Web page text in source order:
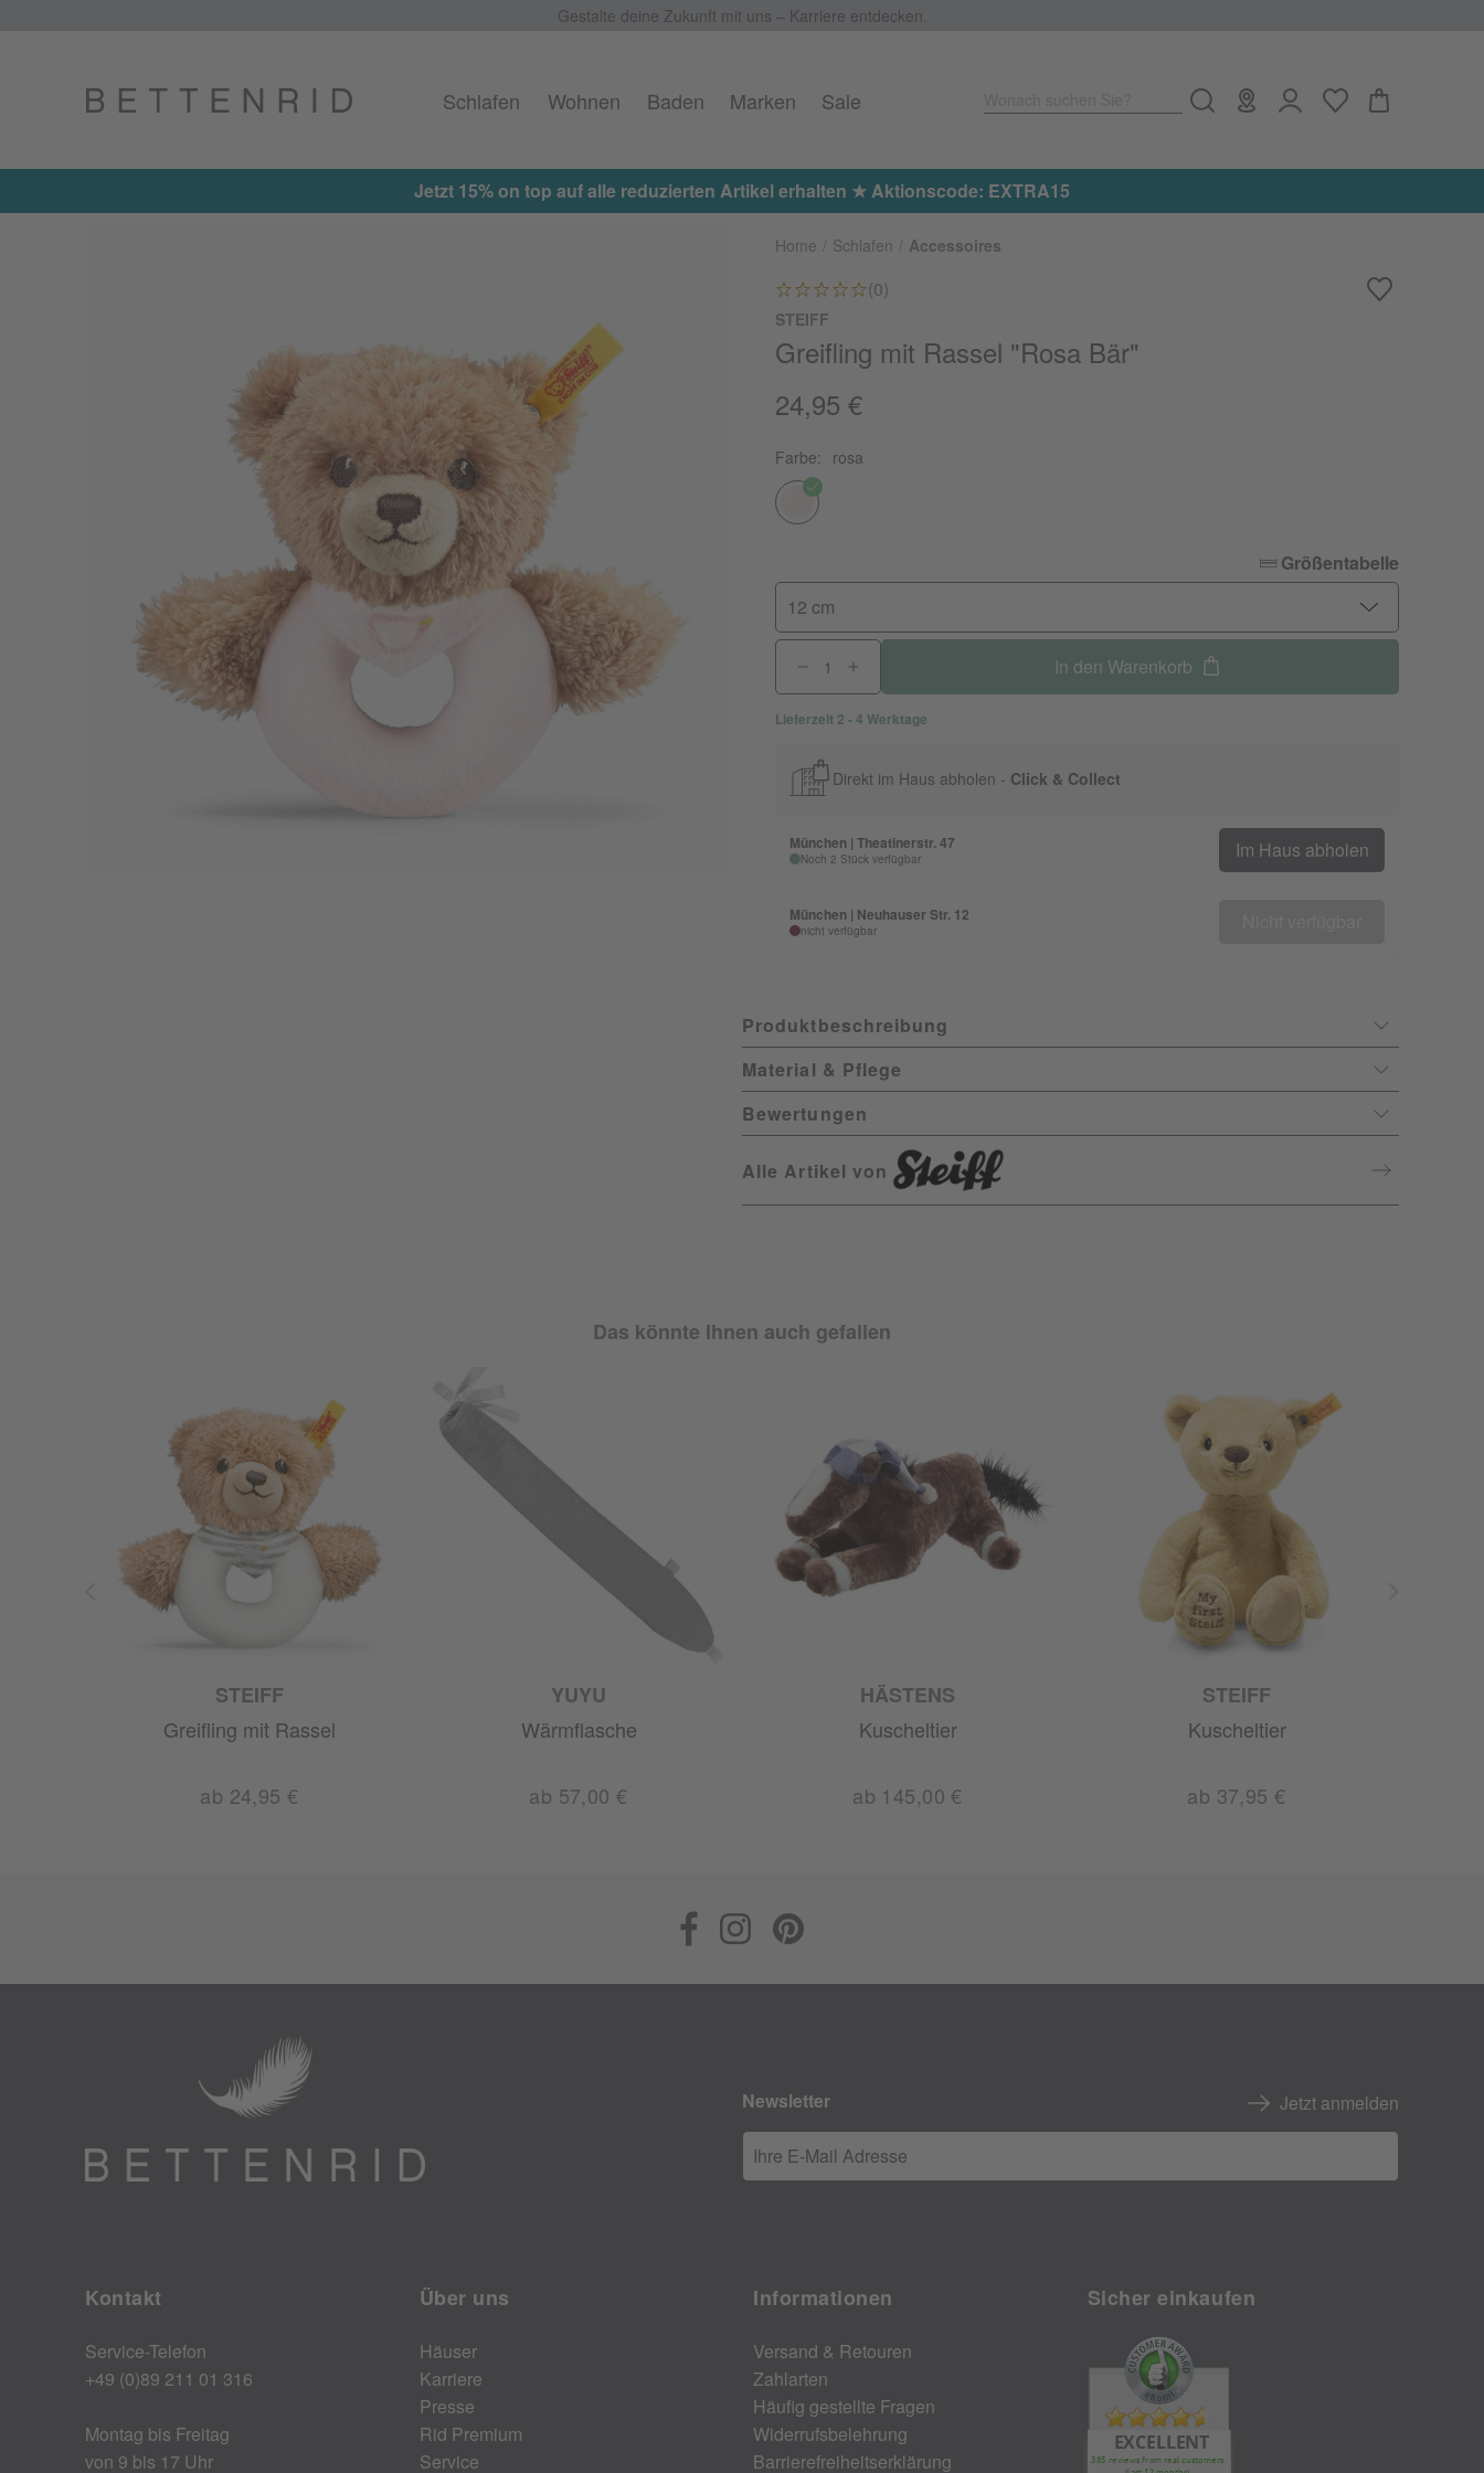
Gestalte deine Zukunft mit uns – Karriere entdecken.
Schlafen Wohnen Baden Marken Sale
Jetzt 15% on top auf alle reduzierten Artikel erhalten ★ Aktionscode: EXTRA15
Home Schlafen Accessoires
(0)
STEIFF
Greifling mit Rassel "Rosa Bär"
24,95 €
Farbe: rosa
Größentabelle
12 cm
In den Warenkorb
Lieferzeit 2 - 4 Werktage
Direkt im Haus abholen - Click & Collect
München | Theatinerstr. 47
Noch 2 Stück verfügbar Im Haus abholen
München | Neuhauser Str. 12
nicht verfügbar
Produktbeschreibung
Material & Pflege
Bewertungen
Alle Artikel von
Das könnte Ihnen auch gefallen
STEIFF
Greifling mit Rassel
ab 24,95 €
YUYU
Wärmflasche
ab 57,00 €
HÄSTENS
Kuscheltier
ab 145,00 €
STEIFF
Kuscheltier
ab 37,95 €
Newsletter Jetzt anmelden
Ihre E-Mail Adresse
Kontakt
Service-Telefon
+49 (0)89 211 01 316
Montag bis Freitag
von 9 bis 17 Uhr
Über uns
Häuser
Karriere
Presse
Rid Premium
Service
Informationen
Versand & Retouren
Zahlarten
Häufig gestellte Fragen
Widerrufsbelehrung
Barrierefreiheitserklärung
Sicher einkaufen
EXCELLENT
385 reviews from real customers